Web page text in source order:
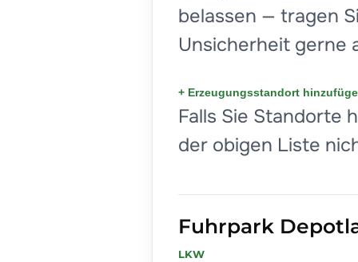
belassen — tragen
Unsicherheit gerne
+ Erzeugungsstandort
Falls Sie Standorte
der obigen Liste
Fuhrpark
LKW